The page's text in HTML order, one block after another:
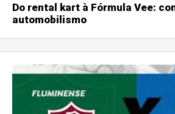
Do rental kart à Fórmula Vee:
automobilismo